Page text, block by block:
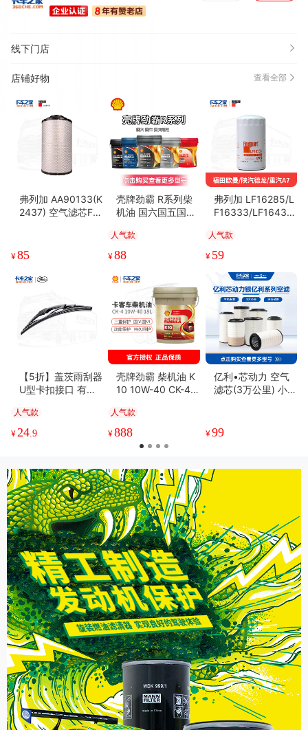
安装便捷(10) 外观好看(10)
线下门店
店铺好物 查看全部
弗列加 AA90133(K
2437) 空气滤芯FL
¥85
壳牌劲霸 R系列柴
机油 国六国五国四
人气款
¥88
弗列加 LF16285/L
F16333/LF16430
2
人气款
¥ 59
【5折】盖茨雨刮器
U型卡扣接口 有骨
人气款
¥ 24 .9
壳牌劲霸 柴机油 K
10 10W-40 CK-4 1
人气款
¥888
亿利•芯动力 空气
滤芯(3万公里) 小众
¥99